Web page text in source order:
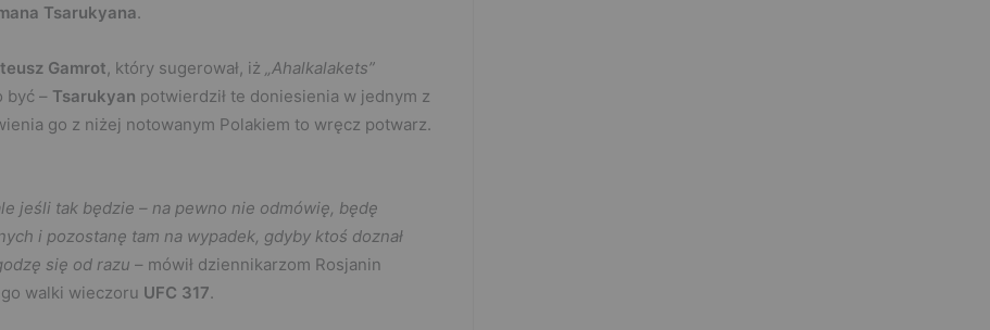
Tsarukyana.
Gamrot, który sugerował, iż „Ahalkalakets”
być – Tsarukyan potwierdził te doniesienia w jednym z
go z niżej notowanym Polakiem to wręcz potwarz.
jeśli tak będzie – na pewno nie odmówię, będę
i pozostanę tam na wypadek, gdyby ktoś doznał
się od razu – mówił dziennikarzom Rosjanin
walki wieczoru UFC 317.